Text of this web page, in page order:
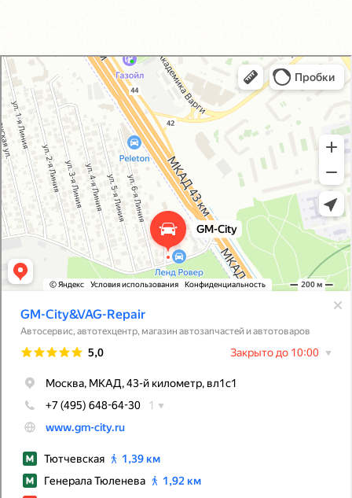
GM-City&VAG-Repair
Автосервис, автотехцентр в Москве
Магазин автозапчастей и автотоваров в Москве